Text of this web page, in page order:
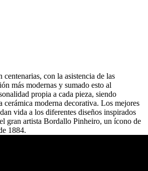
con la asistencia de las
más modernas y sumado esto al
propia a cada pieza, siendo
cerámica moderna decorativa. Los mejores
vida a los diferentes diseños inspirados
gran artista Bordallo Pinheiro, un ícono de
1884.